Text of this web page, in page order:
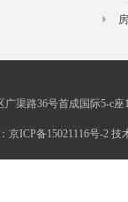
渠路36号首成国际5-c座
京ICP备15021116号-2 技